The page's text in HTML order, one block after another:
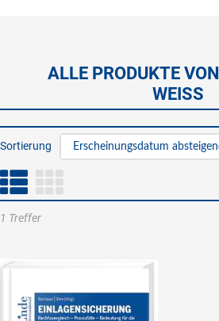
ALLE PRODUKTE
WEISS
Sortierung Erscheinungsdatum
1 Treffer